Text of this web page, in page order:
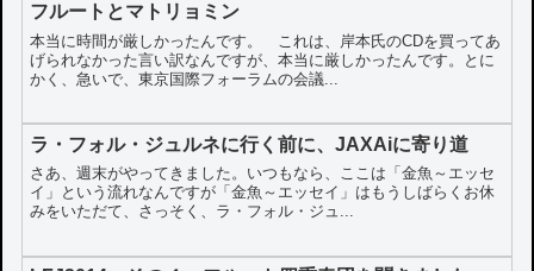
フルートとマトリョミン
本当に時間が厳しかったんです。 これは、岸本氏のCDを買ってあ
げられなかった言い訳なんですが、本当に厳しかったんです。とに
かく、急いで、東京国際フォーラムの会議...
ラ・フォル・ジュルネに行く前に、JAXAiに寄り道
さあ、週末がやってきました。いつもなら、ここは「金魚～エッセ
イ」という流れなんですが「金魚～エッセイ」はもうしばらくお休
みをいただて、さっそく、ラ・フォル・ジュ...